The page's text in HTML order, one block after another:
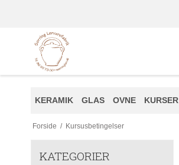
KERAMIK GLAS OVNE KURSER
Forside / Kursusbetingelser
KATEGORIER